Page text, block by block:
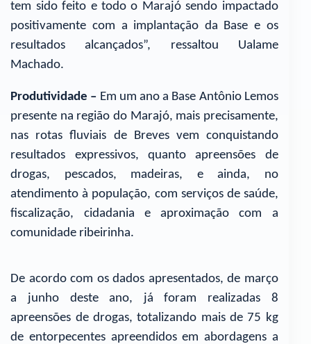
tem sido feito e todo o Marajó sendo impactado
positivamente com a implantação da Base e os
resultados alcançados”, ressaltou Ualame
Machado.
Produtividade – Em um ano a Base Antônio Lemos
presente na região do Marajó, mais precisamente,
nas rotas fluviais de Breves vem conquistando
resultados expressivos, quanto apreensões de
drogas, pescados, madeiras, e ainda, no
atendimento à população, com serviços de saúde,
fiscalização, cidadania e aproximação com a
comunidade ribeirinha.
De acordo com os dados apresentados, de março
a junho deste ano, já foram realizadas 8
apreensões de drogas, totalizando mais de 75 kg
de entorpecentes apreendidos em abordagens a